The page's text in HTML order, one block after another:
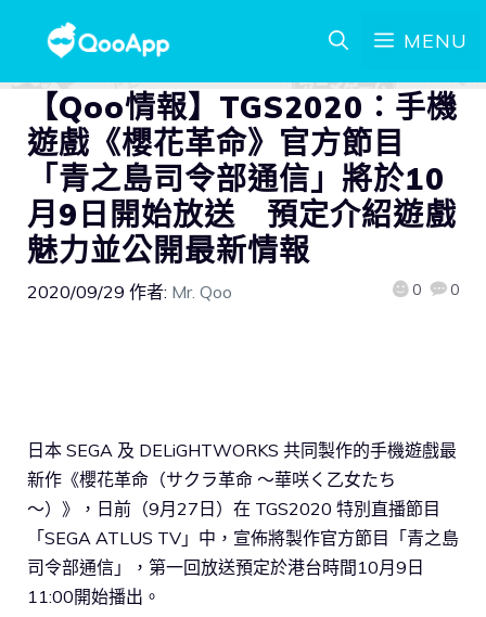
MENU
【Qoo情報】TGS2020：手機
遊戲《櫻花革命》官方節目
「青之島司令部通信」將於10
月9日開始放送 預定介紹遊戲
魅力並公開最新情報
2020/09/29 作者: Mr. Qoo 0 0
日本 SEGA 及 DELiGHTWORKS 共同製作的手機遊戲最
新作《櫻花革命（サクラ革命 ～華咲く乙女たち
～）》，日前（9月27日）在 TGS2020 特別直播節目
「SEGA ATLUS TV」中，宣佈將製作官方節目「青之島
司令部通信」，第一回放送預定於港台時間10月9日
11:00開始播出。